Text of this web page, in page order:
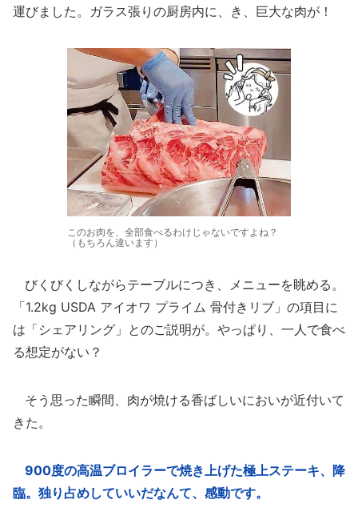
運びました。ガラス張りの厨房内に、き、巨大な肉が！
このお肉を、全部食べるわけじゃないですよね？
（もちろん違います）
びくびくしながらテーブルにつき、メニューを眺める。
「1.2kg USDA アイオワ プライム 骨付きリブ」の項目に
は「シェアリング」とのご説明が。やっぱり、一人で食べ
る想定がない？
そう思った瞬間、肉が焼ける香ばしいにおいが近付いて
きた。
900度の高温ブロイラーで焼き上げた極上ステーキ、降
臨。独り占めしていいだなんて、感動です。